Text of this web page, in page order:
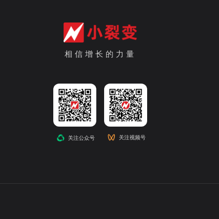
相信增长的力量
关注公众号 关注视频号